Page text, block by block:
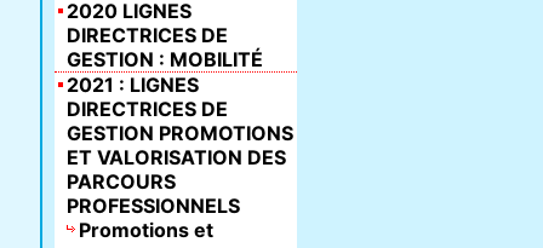
2020 LIGNES
DIRECTRICES DE
GESTION : MOBILITÉ
2021 : LIGNES
DIRECTRICES DE
GESTION PROMOTIONS
ET VALORISATION DES
PARCOURS
PROFESSIONNELS
Promotions et